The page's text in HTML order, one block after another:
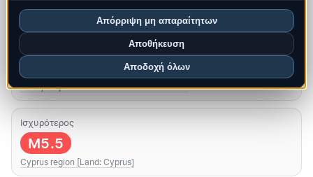
Απόρριψη μη απαραίτητων
Αποθήκευση
Αποδοχή όλων
Κορυφαίες περιοχές Συχνές ερωτήσεις
Σεισμοί αυτόν τον μήνα
2
Πιο πρόσφατο UTC: 2026-08-04 21:05:03
Ισχυρότερος
M5.5
Cyprus region [Land: Cyprus]